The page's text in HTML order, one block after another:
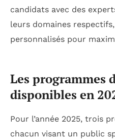
candidats avec des
leurs domaines
personnalisés pour
Les programmes
disponibles en
Pour l’année 2025, trois
chacun visant un public